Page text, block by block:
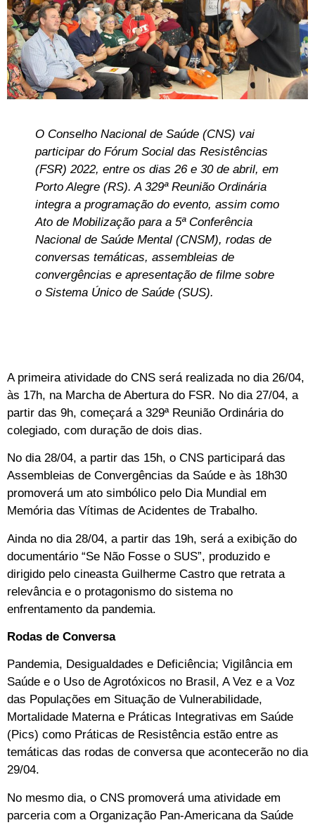
O Conselho Nacional de Saúde (CNS) vai
participar do Fórum Social das Resistências
(FSR) 2022, entre os dias 26 e 30 de abril, em
Porto Alegre (RS). A 329ª Reunião Ordinária
integra a programação do evento, assim como
Ato de Mobilização para a 5ª Conferência
Nacional de Saúde Mental (CNSM), rodas de
conversas temáticas, assembleias de
convergências e apresentação de filme sobre
o Sistema Único de Saúde (SUS).
A primeira atividade do CNS será realizada no dia 26/04,
às 17h, na Marcha de Abertura do FSR. No dia 27/04, a
partir das 9h, começará a 329ª Reunião Ordinária do
colegiado, com duração de dois dias.
No dia 28/04, a partir das 15h, o CNS participará das
Assembleias de Convergências da Saúde e às 18h30
promoverá um ato simbólico pelo Dia Mundial em
Memória das Vítimas de Acidentes de Trabalho.
Ainda no dia 28/04, a partir das 19h, será a exibição do
documentário “Se Não Fosse o SUS”, produzido e
dirigido pelo cineasta Guilherme Castro que retrata a
relevância e o protagonismo do sistema no
enfrentamento da pandemia.
Rodas de Conversa
Pandemia, Desigualdades e Deficiência; Vigilância em
Saúde e o Uso de Agrotóxicos no Brasil, A Vez e a Voz
das Populações em Situação de Vulnerabilidade,
Mortalidade Materna e Práticas Integrativas em Saúde
(Pics) como Práticas de Resistência estão entre as
temáticas das rodas de conversa que acontecerão no dia
29/04.
No mesmo dia, o CNS promoverá uma atividade em
parceria com a Organização Pan-Americana da Saúde